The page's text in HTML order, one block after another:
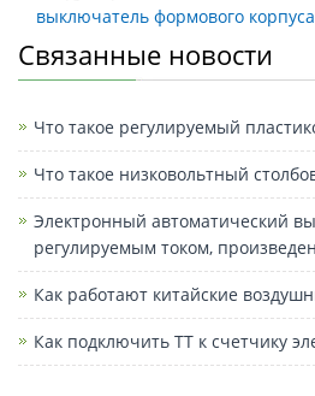
p
p
o
o
k
n o
o
k
M
e
ss
e
n
g
er
выключатель формового корпуса
Связанные новости
Что такое регулируемый
Что такое низковольтный
Электронный автоматический
регулируемым током,
Как работают китайские
Как подключить ТТ к счетчику